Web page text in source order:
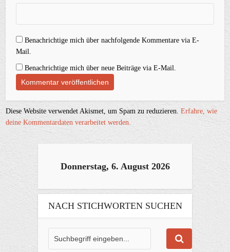
Benachrichtige mich über nachfolgende Kommentare via E-
Mail.
Benachrichtige mich über neue Beiträge via E-Mail.
Diese Website verwendet Akismet, um Spam zu reduzieren.Erfahre, wie
deine Kommentardaten verarbeitet werden.
Donnerstag, 6. August 2026
NACH STICHWORTEN SUCHEN